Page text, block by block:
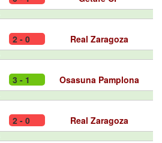
2 - 0 Real Zaragoza
3 - 1 Osasuna Pamplona
2 - 0 Real Zaragoza